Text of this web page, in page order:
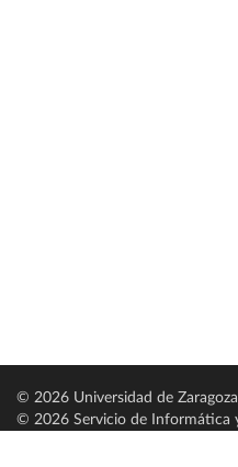
© 2026 Universidad de Zaragoza
© 2026 Servicio de Informática